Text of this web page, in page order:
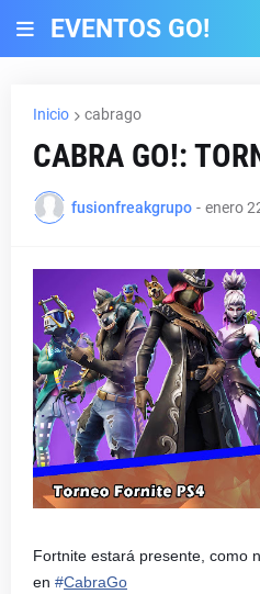
EVENTOS GO!
Inicio cabrago
CABRA GO!:
fusionfreakgrupo - enero
Fortnite estará presente, como
en #CabraGo